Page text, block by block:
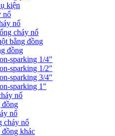
kiện
nổ
nổ
cháy nổ
bằng đồng
đồng
sparking 1/4"
sparking 1/2"
sparking 3/4"
sparking 1"
nổ
đồng
nổ
cháy nổ
khác